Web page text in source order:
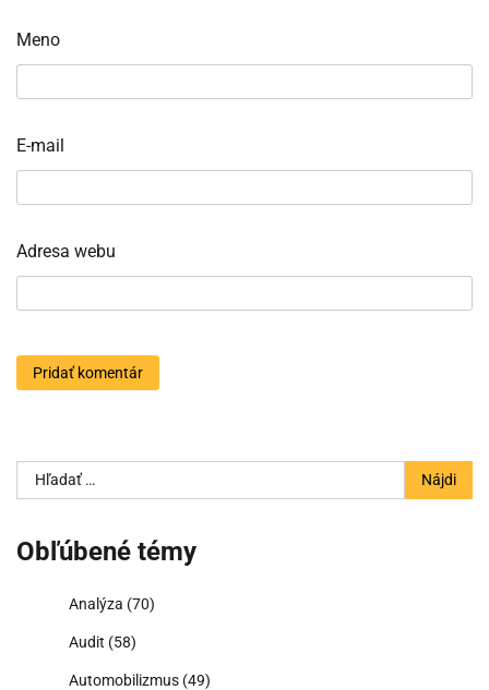
Meno
E-mail
Adresa webu
Hľadať:
Obľúbené témy
Analýza (70)
Audit (58)
Automobilizmus (49)